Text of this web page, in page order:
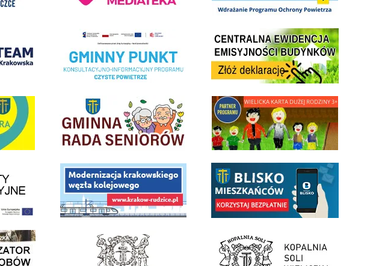
Realizacja Programu Czyste Powietrze w Gminie WieliczkaCentrala Ewidencja Emisyjności Budynków - złóż
Seniora link do strony Gminnej Rady Seniorow - Wieliczka link do strony - Wielicka Karta Dużej Rodziny
dofinansowane z Europejskiego Funduszu Społecznego
link do opisu projektu budowy linii kolejowej Krakow Rudzicelink do opisu aplikacji - BLISKO, Gmina Wieliczka w
cmentarzu - grobnetlink do strony - Muzeum Żup Krakowskich Wieliczka link do strony Kopalni Soli Wieliczka